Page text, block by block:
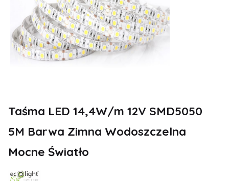
Taśma LED 14,4W/m 12V SMD5050
5M Barwa Zimna Wodoszczelna
Mocne Światło